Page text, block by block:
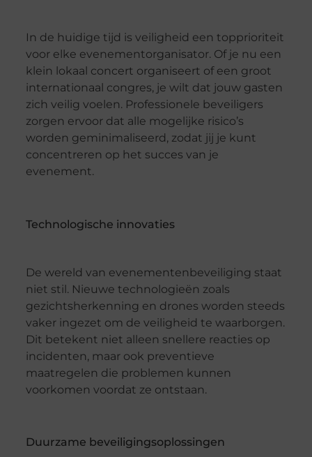
In de huidige tijd is veiligheid een topprioriteit
voor elke evenementorganisator. Of je nu een
klein lokaal concert organiseert of een groot
internationaal congres, je wilt dat jouw gasten
zich veilig voelen. Professionele beveiligers
zorgen ervoor dat alle mogelijke risico’s
worden geminimaliseerd, zodat jij je kunt
concentreren op het succes van je
evenement.
Technologische innovaties
De wereld van evenementenbeveiliging staat
niet stil. Nieuwe technologieën zoals
gezichtsherkenning en drones worden steeds
vaker ingezet om de veiligheid te waarborgen.
Dit betekent niet alleen snellere reacties op
incidenten, maar ook preventieve
maatregelen die problemen kunnen
voorkomen voordat ze ontstaan.
Duurzame beveiligingsoplossingen